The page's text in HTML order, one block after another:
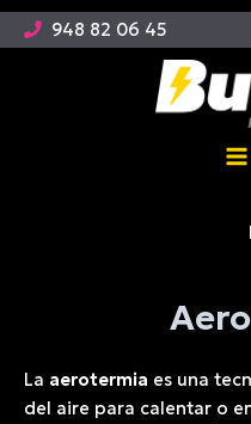
Ir
948 82 06 45
La aerotermia es una
del aire para calentar o